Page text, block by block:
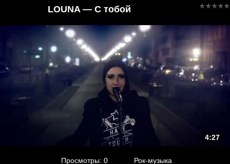
LOUNA — С тобой
4:27
Просмотры: 0 Рок-музыка